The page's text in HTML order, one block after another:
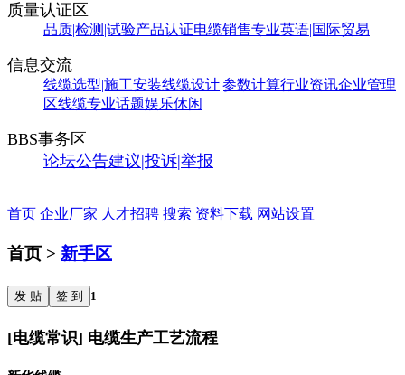
质量认证区
品质|检测|试验产品认证电缆销售专业英语|国际贸易
信息交流
线缆选型|施工安装线缆设计|参数计算行业资讯企业管理
区线缆专业话题娱乐休闲
BBS事务区
论坛公告建议|投诉|举报
首页 企业厂家 人才招聘 搜索 资料下载 网站设置
首页 > 新手区
发 贴 签 到 1
[电缆常识] 电缆生产工艺流程